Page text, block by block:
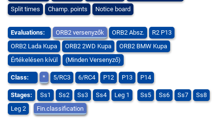
Split times
Champ. points Notice board
Evaluations: ORB2 versenyzők ORB2 Absz.
R2 P13
ORB2 Lada Kupa
ORB2 2WD Kupa
ORB2 BMW Kupa
Értékelésen kívül
(Minden Versenyző)
Class: * 5/RC3 6/RC4 P12 P13 P14
Stages: Ss1 Ss2 Ss3 Ss4 Leg 1 Ss5 Ss6 Ss7
Ss8
Leg 2
Fin.classification